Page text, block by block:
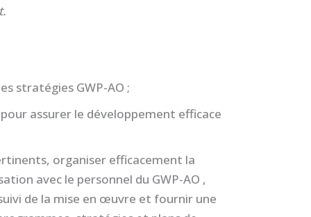
stratégies GWP-AO ;
assurer le développement efficace
organiser efficacement la
avec le personnel du GWP-AO ,
de la mise en œuvre et fournir une